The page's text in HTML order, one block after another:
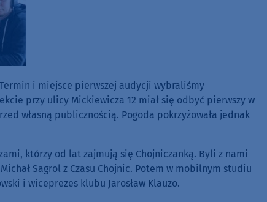
i miejsce pierwszej audycji wybraliśmy
przy ulicy Mickiewicza 12 miał się odbyć pierwszy w
własną publicznością. Pogoda pokrzyżowała jednak
którzy od lat zajmują się Chojniczanką. Byli z nami
Sagrol z Czasu Chojnic. Potem w mobilnym studiu
i wiceprezes klubu Jarosław Klauzo.